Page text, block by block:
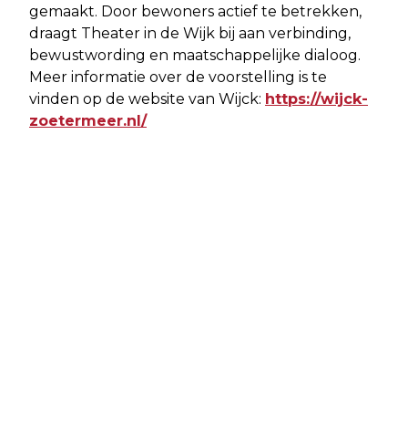
gemaakt. Door bewoners actief te betrekken,
draagt Theater in de Wijk bij aan verbinding,
bewustwording en maatschappelijke dialoog.
Meer informatie over de voorstelling is te
vinden op de website van Wijck: https://wijck-
zoetermeer.nl/